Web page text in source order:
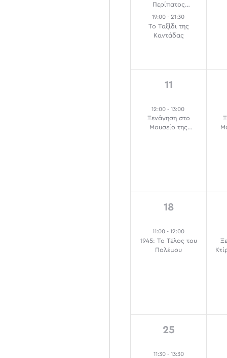
Περίπατος
«Σαμποτάζ και
Διαδηλώσεις στην
Αθήνα της
19:00 - 21:30
Το Ταξίδι της
Καντάδας
1
11
12:00 - 13:00
Ξενάγηση στο
Μουσείο της
1
18
11:00 - 12:00
1945: Το Τέλος του
Πολέμου
3
25
11:30 - 13:30